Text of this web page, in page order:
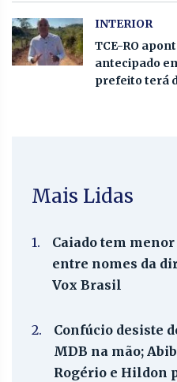
INTERIOR
TCE-RO
antecipado
prefeito terá
Mais Lidas
1.
Caiado tem
entre nomes da
Vox Brasil
2.
Confúcio desiste
MDB na mão;
Rogério e Hildon